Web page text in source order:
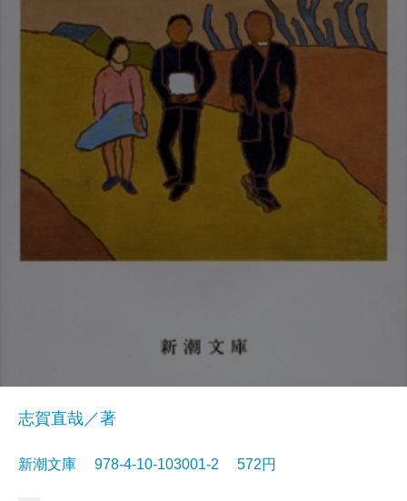
志賀直哉／著
新潮文庫 978-4-10-103001-2 572円